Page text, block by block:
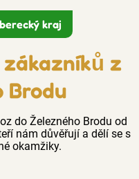
kraj
zákazníků z
Brodu
do Železného Brodu od
nám důvěřují a dělí se s
okamžiky.